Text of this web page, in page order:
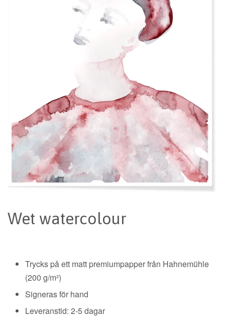
Wet watercolour
Trycks på ett matt premiumpapper från Hahnemühle
(200 g/m²)
Signeras för hand
Leveranstid: 2-5 dagar